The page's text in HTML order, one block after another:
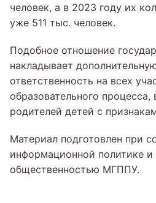
человек, а в 2023 году их
уже 511 тыс. человек.
Подобное отношение
накладывает
ответственность на всех
образовательного
родителей детей с
Материал подготовлен при
информационной политике и
общественностью МГППУ.